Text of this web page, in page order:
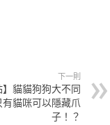
下一則
】貓貓狗狗大不同
貓咪可以隱藏爪
子！？